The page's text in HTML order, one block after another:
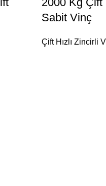
Sabit Vinç
Çift Hızlı Zincirli